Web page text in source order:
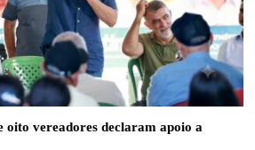
oito vereadores declaram apoio a